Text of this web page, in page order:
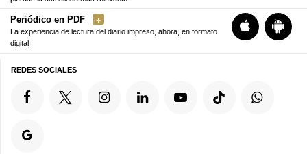
Periódico en PDF
La experiencia de lectura del diario impreso, ahora, en formato
digital
REDES SOCIALES